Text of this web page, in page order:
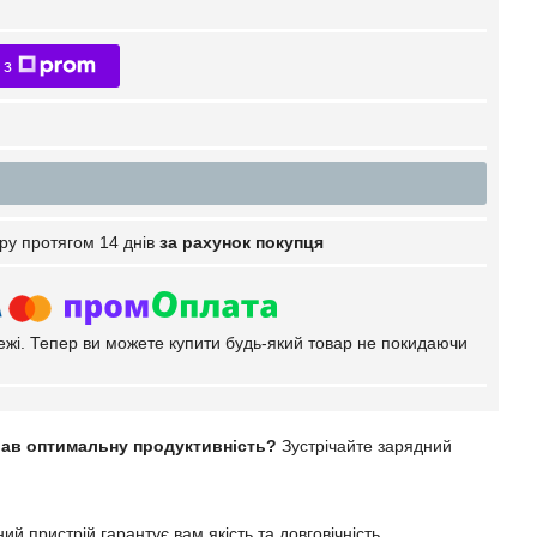
протягом 14 днів за рахунок покупця
Тепер ви можете купити будь-який товар не покидаючи
оптимальну продуктивність? Зустрічайте зарядний